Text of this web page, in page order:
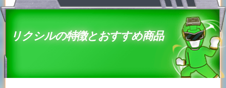
リクシルの特徴とおすすめ商品